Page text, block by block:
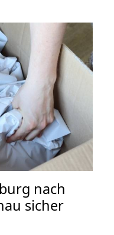
nach
sicher